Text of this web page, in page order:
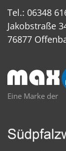
Tel.: 06348
Jakobstraße
76877
Eine Marke der